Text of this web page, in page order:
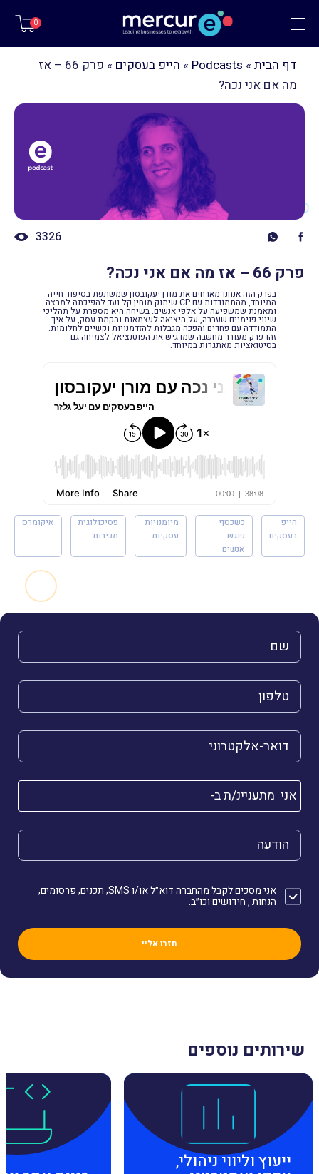
תפריט 0
דף הבית »
Podcasts
» הייפ בעסקים »
פרק 66 – אז
מה אם אני נכה?
3326
פרק 66 – אז מה אם אני נכה?
בפרק הזה אנחנו מארחים את מורן יעקובסון שמשתפת בסיפור חייה
המיוחד, מהתמודדות עם CP שיתוק מוחין קל ועד להפיכתה למרצה
ומאמנת שמשפיעה על אלפי אנשים. בשיחה היא מספרת על תהליכי
שינוי פנימיים שעברה, על היציאה לעצמאות והקמת עסק, על איך
התמודדה עם פחדים והפכה מגבלות להזדמנויות וקשיים לחלומות.
זהו פרק מעורר מחשבה שמדגיש את הפוטנציאל לצמיחה גם
בסיטואציות מאתגרות במיוחד.
הייפ
בעסקים
כשכסף
פוגש
אנשים
מיומנויות
עסקיות
פסיכולוגית
מכירות
איקומרס
השם שלך (חובה)
הטלפון שלך (חובה)
הדואר האלקטרוני שלך (חובה)
אני מתעניינ/ת ב-
הודעה
אני מסכים לקבל מהחברה דוא״ל או/ו SMS, תכנים, פרסומים,
הנחות , חידושים וכו״ב.
שירותים נוספים
ייעוץ וליווי ניהולי,